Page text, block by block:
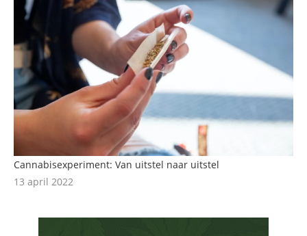
Cannabisexperiment: Van uitstel naar uitstel
13 april 2022